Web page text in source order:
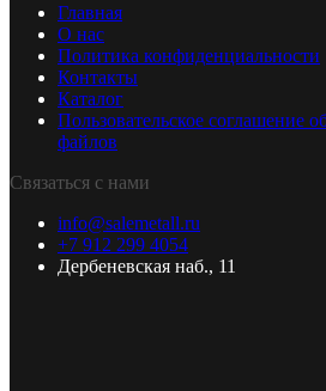
Главная
О нас
Политика конфиденциальности
Контакты
Каталог
Пользовательское соглашение
файлов
Связаться с нами
info@salemetall.ru
+7 912 299 4054
Дербеневская наб., 11